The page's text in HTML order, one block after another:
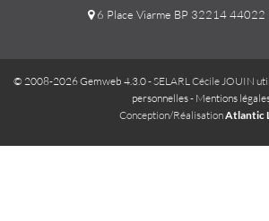
6 Place Viarme BP 32214 44022
© 2008-2026 Gemweb 4.3.0- SELARL Cécile JOUIN
personnelles- Mentions
Conception/RéalisationAtlantic